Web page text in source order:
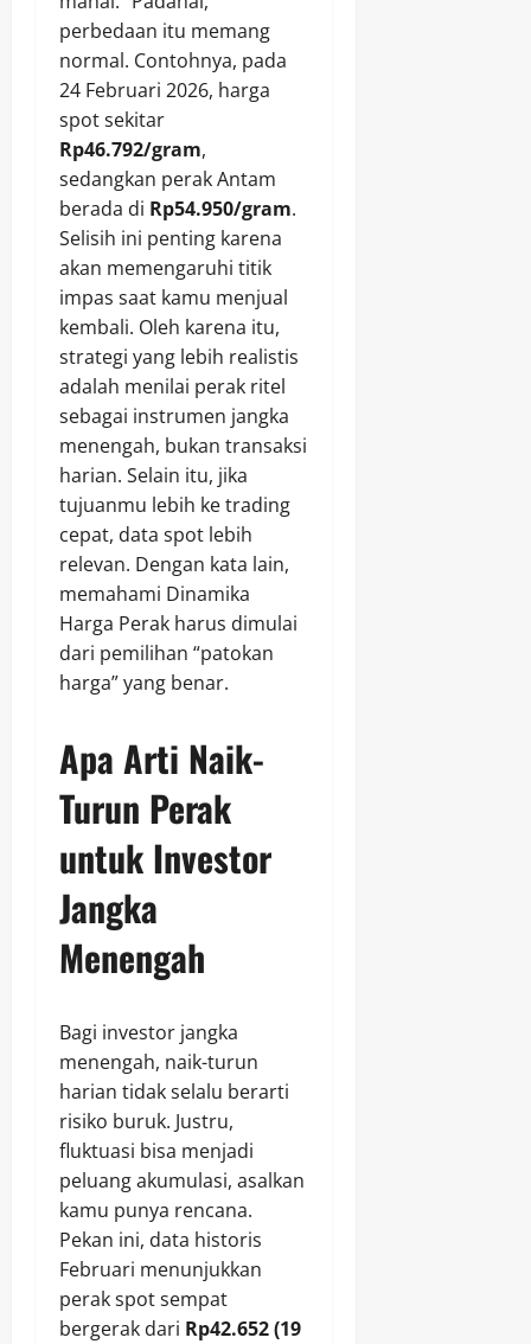
perbedaan itu memang
normal. Contohnya, pada
24 Februari 2026, harga
spot sekitar
Rp46.792/gram,
sedangkan perak Antam
berada di Rp54.950/gram.
Selisih ini penting karena
akan memengaruhi titik
impas saat kamu menjual
kembali. Oleh karena itu,
strategi yang lebih realistis
adalah menilai perak ritel
sebagai instrumen jangka
menengah, bukan transaksi
harian. Selain itu, jika
tujuanmu lebih ke trading
cepat, data spot lebih
relevan. Dengan kata lain,
memahami Dinamika
Harga Perak harus dimulai
dari pemilihan “patokan
harga” yang benar.
Apa Arti Naik-
Turun Perak
untuk Investor
Jangka
Menengah
Bagi investor jangka
menengah, naik-turun
harian tidak selalu berarti
risiko buruk. Justru,
fluktuasi bisa menjadi
peluang akumulasi, asalkan
kamu punya rencana.
Pekan ini, data historis
Februari menunjukkan
perak spot sempat
bergerak dari Rp42.652 (19